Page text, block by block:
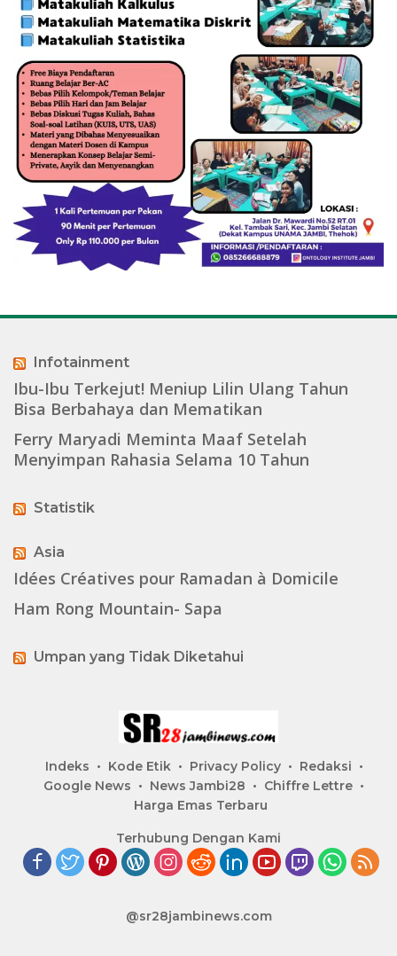
Infotainment
Ibu-Ibu Terkejut! Meniup Lilin Ulang Tahun
Bisa Berbahaya dan Mematikan
Ferry Maryadi Meminta Maaf Setelah
Menyimpan Rahasia Selama 10 Tahun
Statistik
Asia
Idées Créatives pour Ramadan à Domicile
Ham Rong Mountain- Sapa
Umpan yang Tidak Diketahui
Indeks Kode Etik Privacy Policy
Redaksi
Google News
News Jambi28
Chiffre Lettre
Harga Emas Terbaru
Terhubung Dengan Kami
@sr28jambinews.com